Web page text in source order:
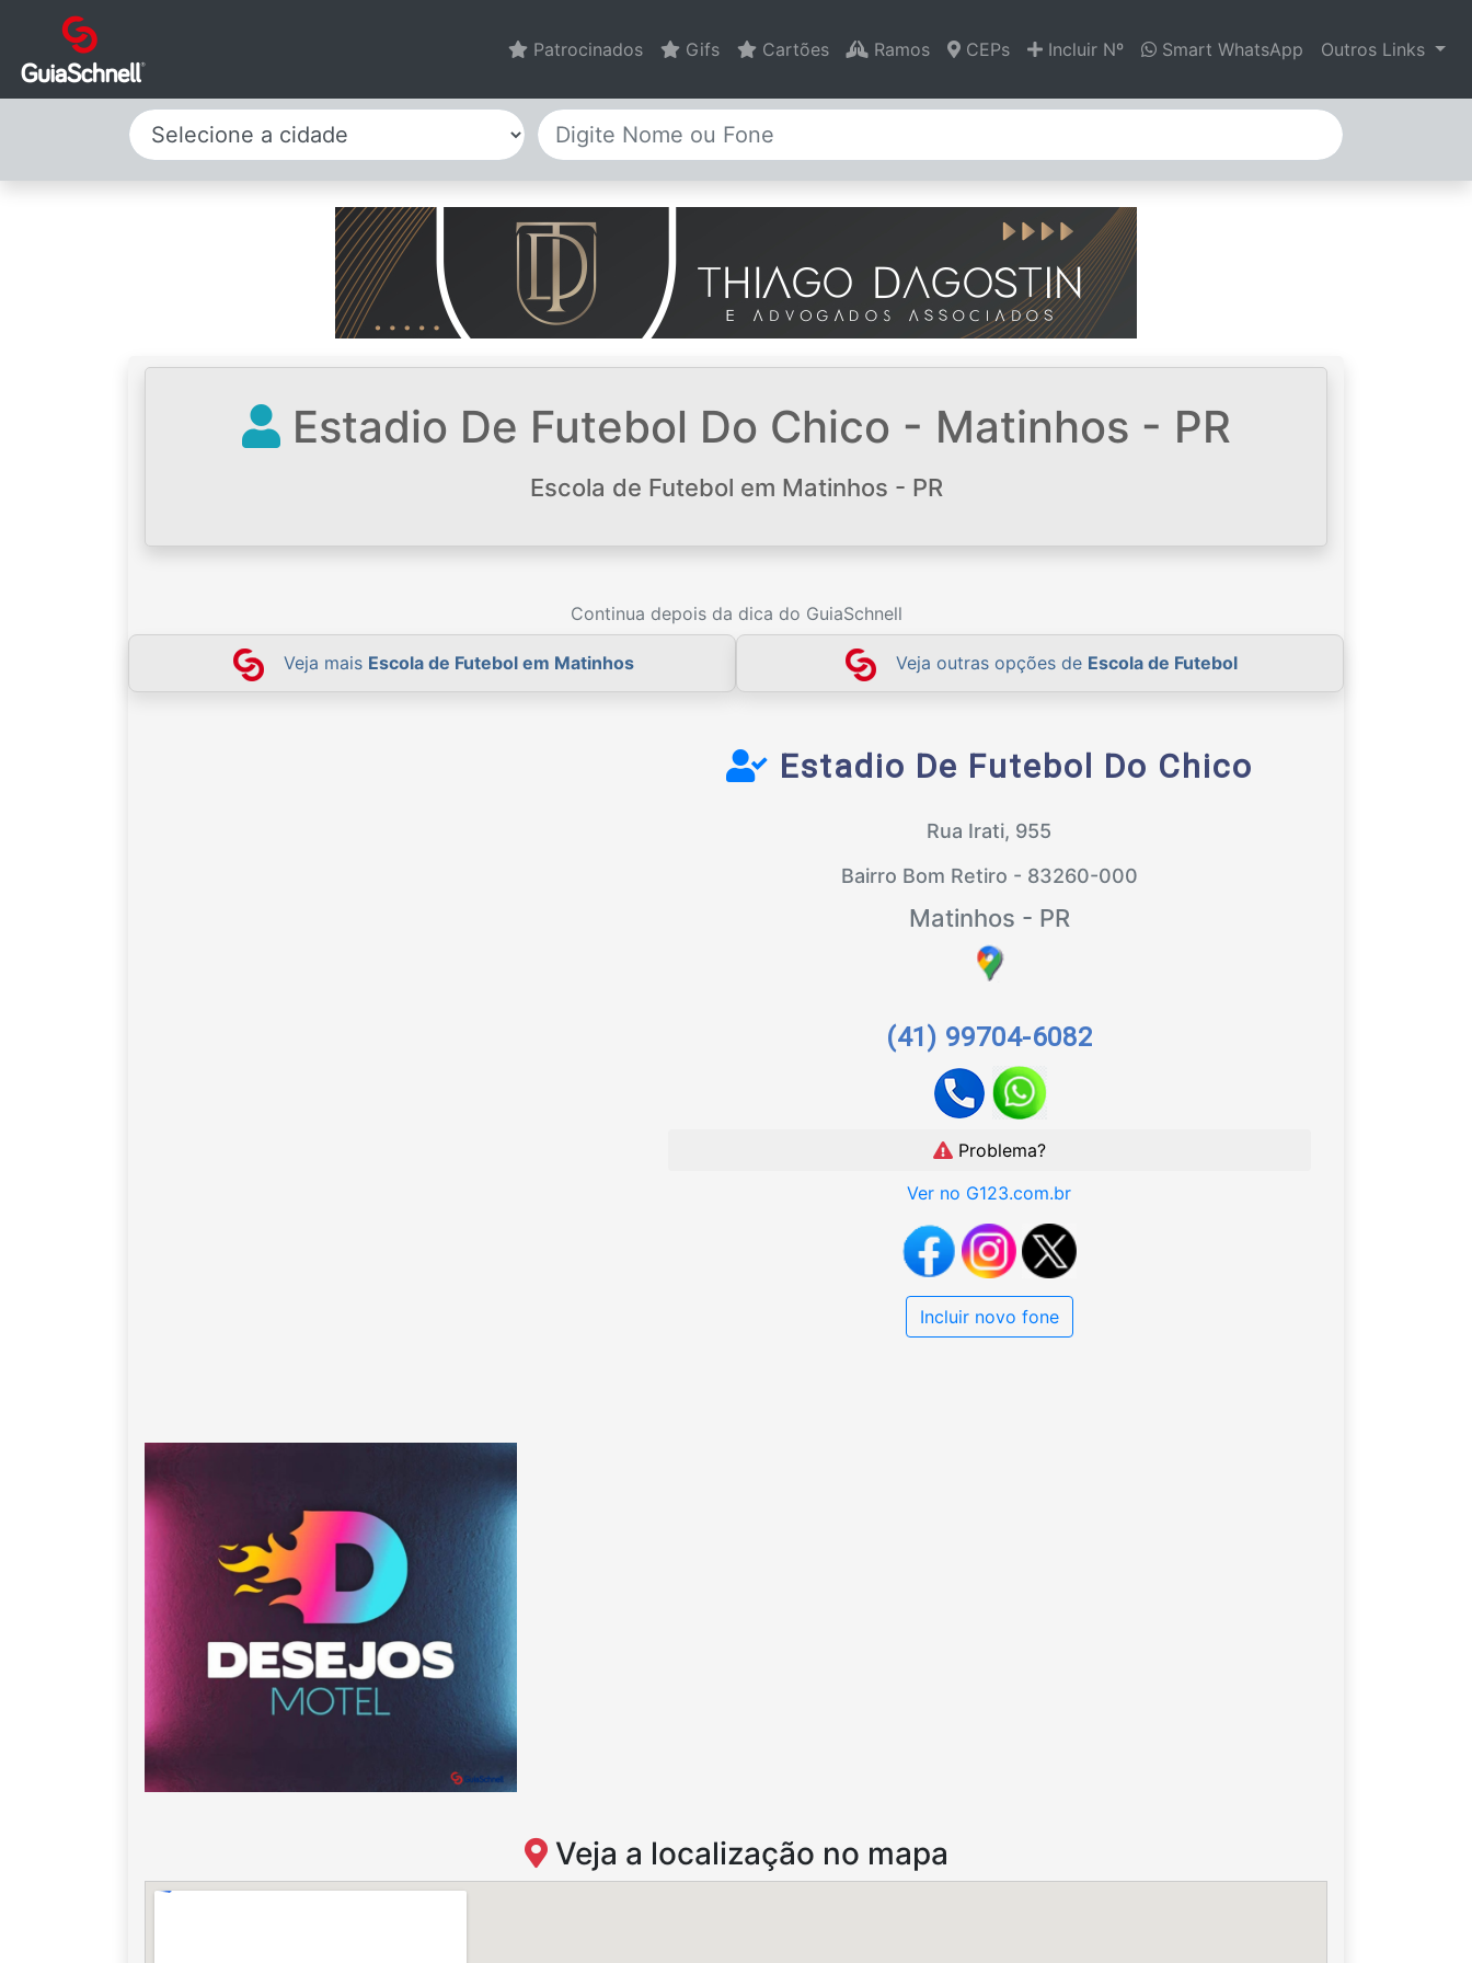
Patrocinados Gifs Cartões Ramos CEPs Incluir Nº Smart WhatsApp Outros Links
Selecione a cidade
Estadio De Futebol Do Chico - Matinhos - PR
Escola de Futebol em Matinhos - PR
Continua depois da dica do GuiaSchnell
Veja mais Escola de Futebol em Matinhos Veja outras opções de Escola de Futebol
Estadio De Futebol Do Chico
Rua Irati, 955
Bairro Bom Retiro - 83260-000
Matinhos - PR
(41) 99704-6082
Problema?
Ver no G123.com.br
Incluir novo fone
Veja a localização no mapa